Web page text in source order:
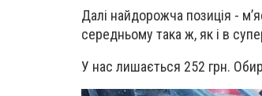
Далі найдорожча позиція -
середньому така ж, як і в
У нас лишається 252 грн.